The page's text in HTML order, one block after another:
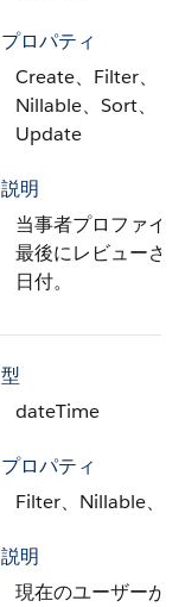
プロパティ
Create、Filter、
Nillable、Sort、
Update
説明
当事者プロファイ
最後にレビューさ
日付。
型
dateTime
プロパティ
Filter、Nillable、
説明
現在のユーザーが